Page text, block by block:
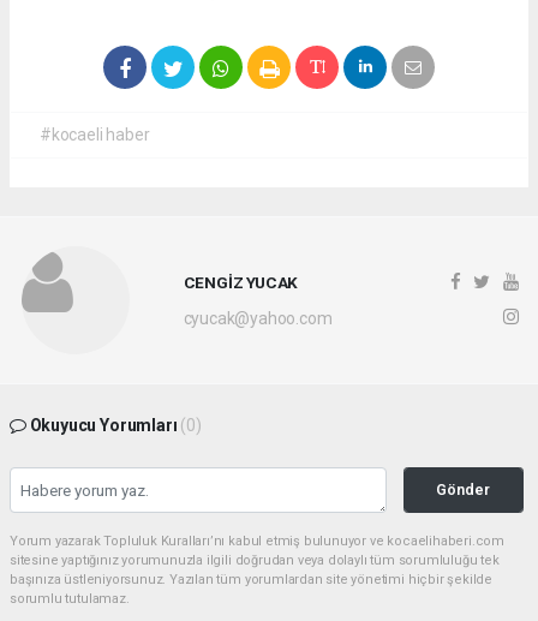
#kocaeli haber
CENGİZ YUCAK
cyucak@yahoo.com
Okuyucu Yorumları (0)
Gönder
Yorum yazarak Topluluk Kuralları’nı kabul etmiş bulunuyor ve kocaelihaberi.com
sitesine yaptığınız yorumunuzla ilgili doğrudan veya dolaylı tüm sorumluluğu tek
başınıza üstleniyorsunuz. Yazılan tüm yorumlardan site yönetimi hiçbir şekilde
sorumlu tutulamaz.